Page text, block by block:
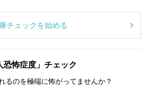
チェックを始める
恐怖症度」チェック
るのを極端に怖がってませんか？